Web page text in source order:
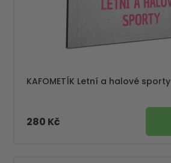
KAFOMETÍK Letní a halové sporty
280 Kč